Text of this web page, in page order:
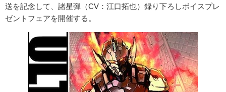
送を記念して、諸星弾（CV：江口拓也）録り下ろしボイスプレ
ゼントフェアを開催する。